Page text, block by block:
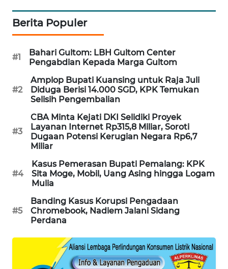
Berita Populer
#1
Bahari Gultom: LBH Gultom Center
Pengabdian Kepada Marga Gultom
#2
Amplop Bupati Kuansing untuk Raja Juli
Diduga Berisi 14.000 SGD, KPK Temukan
Selisih Pengembalian
#3
CBA Minta Kejati DKI Selidiki Proyek
Layanan Internet Rp315,8 Miliar, Soroti
Dugaan Potensi Kerugian Negara Rp6,7
Miliar
#4
Kasus Pemerasan Bupati Pemalang: KPK
Sita Moge, Mobil, Uang Asing hingga Logam
Mulia
#5
Banding Kasus Korupsi Pengadaan
Chromebook, Nadiem Jalani Sidang
Perdana
ALPERKLINAS
FORJASIDA
TAMBANG
NEWS
SITUNGIR
NEWS
SIDIKALANG
NEWS
SIBARAGAS
NEWS
METRO
SIANTAR
NEWS
METRO